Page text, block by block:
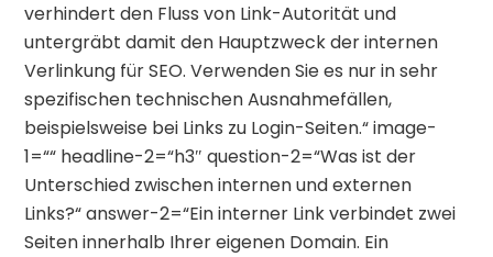
verhindert den Fluss von Link-Autorität und
untergräbt damit den Hauptzweck der internen
Verlinkung für SEO. Verwenden Sie es nur in sehr
spezifischen technischen Ausnahmefällen,
beispielsweise bei Links zu Login-Seiten.“ image-
1=““ headline-2=“h3″ question-2=“Was ist der
Unterschied zwischen internen und externen
Links?“ answer-2=“Ein interner Link verbindet zwei
Seiten innerhalb Ihrer eigenen Domain. Ein